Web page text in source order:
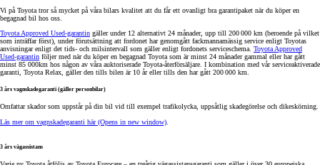
Vi på Toyota tror så mycket på våra bilars kvalitet att du får ett ovanligt bra garantipaket när du köper en
begagnad bil hos oss.
Toyota Approved Used‑garantin gäller under 12 alternativt 24 månader, upp till 200 000 km (beroende på vilket
som inträffar först), under förutsättning att fordonet har genomgått fackmannamässig service enligt Toyotas
anvisningar enligt det tids- och milsintervall som gäller enligt fordonets serviceschema. Toyota Approved
Used-garantin följer med när du köper en begagnad Toyota som är minst 24 månader gammal eller har gått
minst 85 000km hos någon av våra auktoriserade Toyota‑återförsäljare. I kombination med vår serviceaktiverade
garanti, Toyota Relax, gäller den tills bilen är 10 år eller tills den har gått 200 000 km.
3 års vagnskadegaranti (gäller personbilar)
Omfattar skador som uppstår på din bil vid till exempel trafikolycka, uppsåtlig skadegörelse och dikeskörning.
Läs mer om vagnskadegaranti här(Opens in new window)
3 års vägassistans